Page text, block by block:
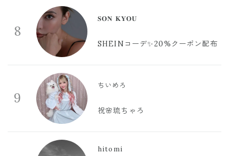
8
𝐒𝐎𝐍 𝐊𝐘𝐎𝐔
SHEINコーデ✨20%クーポン配布
9
ちいめろ
祝🌸琉ちゃろ
hitomi